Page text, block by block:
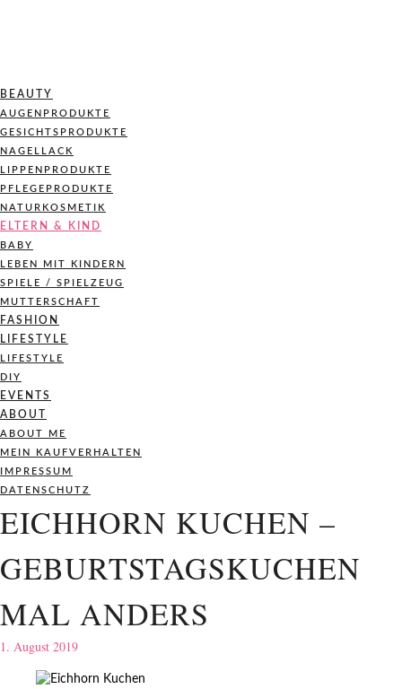
BEAUTY
AUGENPRODUKTE
GESICHTSPRODUKTE
NAGELLACK
LIPPENPRODUKTE
PFLEGEPRODUKTE
NATURKOSMETIK
ELTERN & KIND
BABY
LEBEN MIT KINDERN
SPIELE / SPIELZEUG
MUTTERSCHAFT
FASHION
LIFESTYLE
LIFESTYLE
DIY
EVENTS
ABOUT
ABOUT ME
MEIN KAUFVERHALTEN
IMPRESSUM
DATENSCHUTZ
EICHHORN KUCHEN –
GEBURTSTAGSKUCHEN
MAL ANDERS
1. August 2019